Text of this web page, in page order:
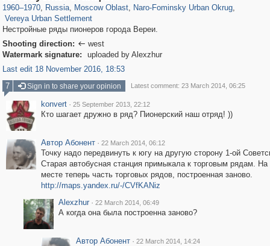
1960–1970, Russia, Moscow Oblast, Naro-Fominsky Urban Okrug,
Vereya Urban Settlement
309 11
Нестройные ряды пионеров города Вереи.
Shooting direction:  west
Watermark signature:
uploaded by Alexzhur
Last edit 18 November 2016, 18:53
7
Sign in to share your opinion Latest comment: 23 March 2014, 06:25
konvert · 25 September 2013, 22:12
Кто шагает дружно в ряд? Пионерский наш отряд! ))
Автор Абонент · 22 March 2014, 06:12
Точку надо передвинуть к югу на другую сторону 1-ой
Старая автобусная станция примыкала к торговым рядам. На
месте теперь часть торговых рядов, построенная заново.
http://maps.yandex.ru/-/CVfKANiz
Alexzhur · 22 March 2014, 06:49
А когда она была построенна заново?
Автор Абонент · 22 March 2014, 14:24